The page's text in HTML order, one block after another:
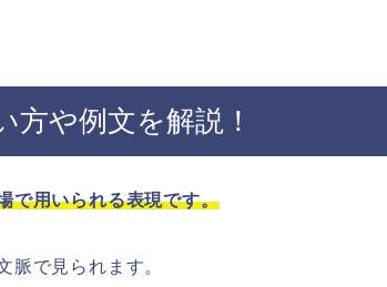
方や例文を解説！
で用いられる表現です。
脈で見られます。